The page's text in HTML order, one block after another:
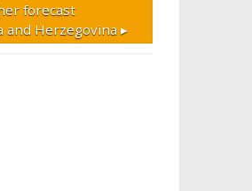
forecast
and Herzegovina ▸